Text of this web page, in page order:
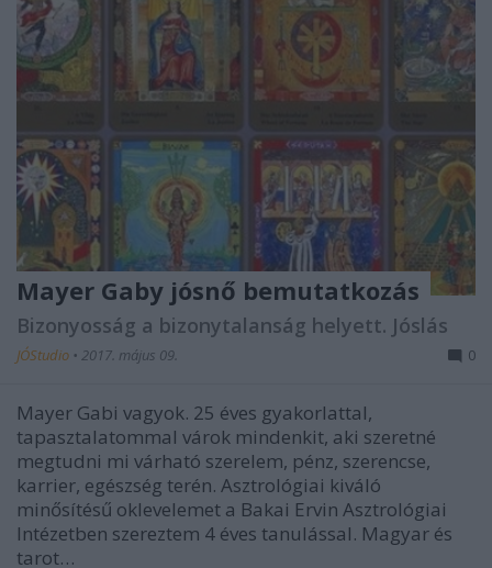
Mayer Gaby jósnő bemutatkozás
Bizonyosság a bizonytalanság helyett. Jóslás
JÓStudio • 2017. május 09. 0
Mayer Gabi vagyok. 25 éves gyakorlattal,
tapasztalatommal várok mindenkit, aki szeretné
megtudni mi várható szerelem, pénz, szerencse,
karrier, egészség terén. Asztrológiai kiváló
minősítésű oklevelemet a Bakai Ervin Asztrológiai
Intézetben szereztem 4 éves tanulással. Magyar és
tarot…